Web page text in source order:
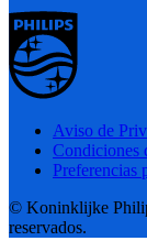
Aviso de
Condiciones
Preferencias
© Koninklijke
reservados.